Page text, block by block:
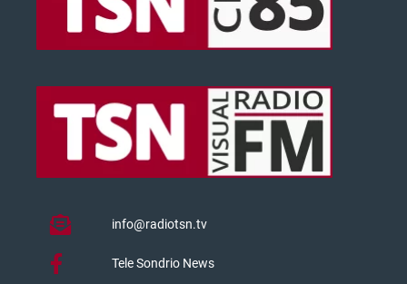
info@radiotsn.tv
Tele Sondrio News